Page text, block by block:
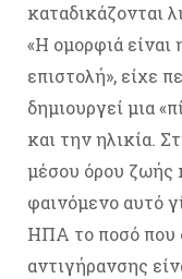
καταδικάζονται
«Η ομορφιά
επιστολή», είχε
δημιουργεί μια
και την ηλικία.
μέσου όρου ζωής
φαινόμενο αυτό
ΗΠΑ το ποσό που
αντιγήρανσης